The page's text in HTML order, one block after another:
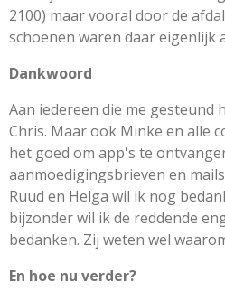
2100) maar vooral door de
schoenen waren daar eigenlijk
Dankwoord
Aan iedereen die me gesteund
Chris. Maar ook Minke en alle
het goed om app's te
aanmoedigingsbrieven en
Ruud en Helga wil ik nog
bijzonder wil ik de reddende
bedanken. Zij weten wel
En hoe nu verder?